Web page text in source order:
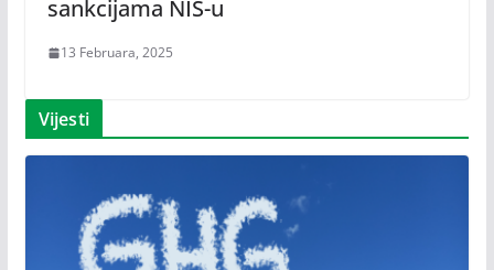
sankcijama NIS-u
13 Februara, 2025
Vijesti